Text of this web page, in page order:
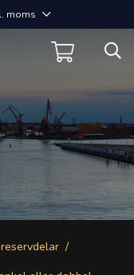
moms